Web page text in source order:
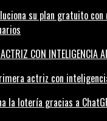
su plan gratuito
actriz con